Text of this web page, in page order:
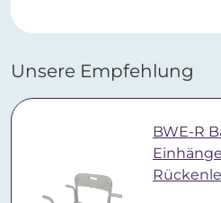
Unsere Empfehlung
BWE-R